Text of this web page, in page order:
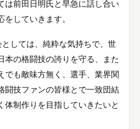
は前田日明氏と早急に話し合い
していきます。
しては、純粋な気持ちで、世
本の格闘技の誇りを守る、また
でも敵味方無く、選手、業界関
闘技ファンの皆様とで一致団結
体制作りを目指していきたいと